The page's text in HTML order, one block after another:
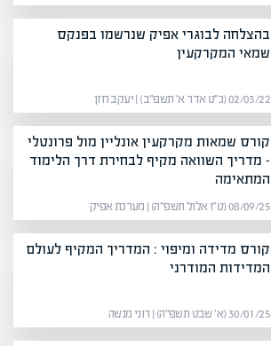
בהצלחה לבוגרי אפיק שנרשמו בפנקס
שמאי המקרקעין
02/03/22 (כ״ט אדר א׳ תשפ״ב) | יעקב חזן
קורס שמאות מקרקעין אונליין מול פרונטלי
– מדריך השוואה מקיף לבחירת דרך הלימוד
המתאימה
08/09/25 (ט״ו אלול תשפ״ה) | מערכת אפיק
קורס מדידה ומיפוי : המדריך המקיף לעולם
המדידות המודרני
30/01/25 (א׳ שבט תשפ״ה) | רוני מנשה